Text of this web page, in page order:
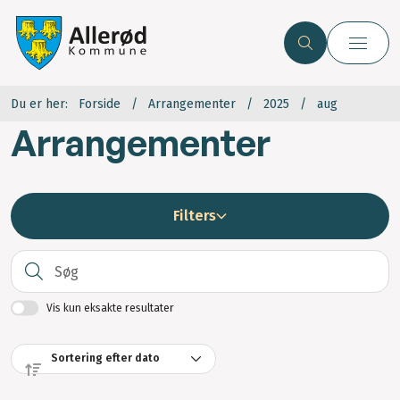
Du er her: Forside Arrangementer 2025 aug
Arrangementer
Filters
Vis kun eksakte resultater